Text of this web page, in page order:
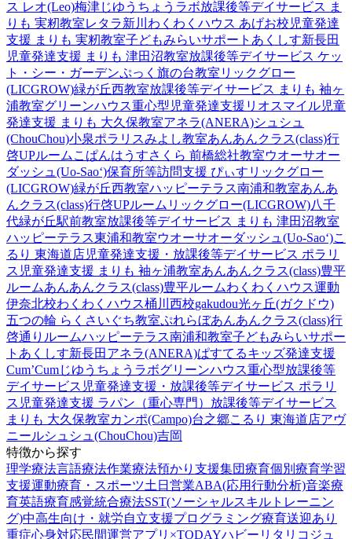
ス レオ(Leo)梅津じゆうちょうラボ放課後等デイサービス ま
りも 実籾教室レタラ新川 わくわくハウス あげお校 児童発達
支援 まりも 実籾教室子どもみらいサポートあくしす新長田
児童発達支援 まりも 津田沼教室放課後等デイサービス ケッ
ト・シー・ガーデンぷっく旗の台教室 リックグロー
(LICGROW)緑が丘西教室放課後等デイサービス まりも 袖ヶ
浦教室グリーンハウス重心型児童発達支援 リオスマイル児童
発達支援 まりも 大久保教室アネラ(ANERA)シュシュ
(ChouChou)小泉ポラリスみよし教室あんあんクラス(class)行
啓UPルーム こぱんはうすさくら 前橋総社教室ウオーサオー
ダッシュ(Uo-Sao‘)保育所等訪問支援 ぴぃす リックグロー
(LICGROW)緑が丘西教室ハッピーテラス南浦和教室あんあ
んクラス(class)行啓UPルーム リックグロー(LICGROW)八千
代緑が丘駅前教室放課後等デイサービス まりも 津田沼教室
ハッピーテラス東浦和教室ウオーサオーダッシュ(Uo-Sao‘)こ
るり 東海道店児童発達支援・放課後等デイサービス ポラリ
ス 児童発達支援 まりも 袖ヶ浦教室あんあんクラス(class)豊平
ルームあんあんクラス(class)豊平ルームわくわくハウス運動
伊奈北校わくわくハウス桶川西校gakudou光ヶ丘(ガクドウ)
五つの輪 らくさいぐち教室ぷれらぼあんあんクラス(class)行
啓通りルームハッピーテラス南浦和教室子どもみらいサポー
トあくしす新長田 アネラ(ANERA)ぱすてるキッズ発達支援
Cum’Cumじゆうちょうラボグリーンハウス重心型放課後等
デイサービス 児童発達支援・放課後等デイサービス ポラリ
ス 児童発達支援 ラパン（重心専門） 放課後等デイサービス
まりも 大久保教室カンポ(Campo)台之郷こるり 東海道店アヴ
ニールシュシュ(ChouChou)吉岡
特徴から探す
理学療法言語療法作業療法預かり支援集団療育個別療育学習
支援運動療育・スポーツ土日営業ABA(応用行動分析)音楽療
育英語療育感覚統合療法SST(ソーシャルスキルトレーニン
グ)中高生向け・就労自立支援プログラミング療育送迎あり
重症心身対応民間運営アプリ×TODAYハビー リタリコジュ